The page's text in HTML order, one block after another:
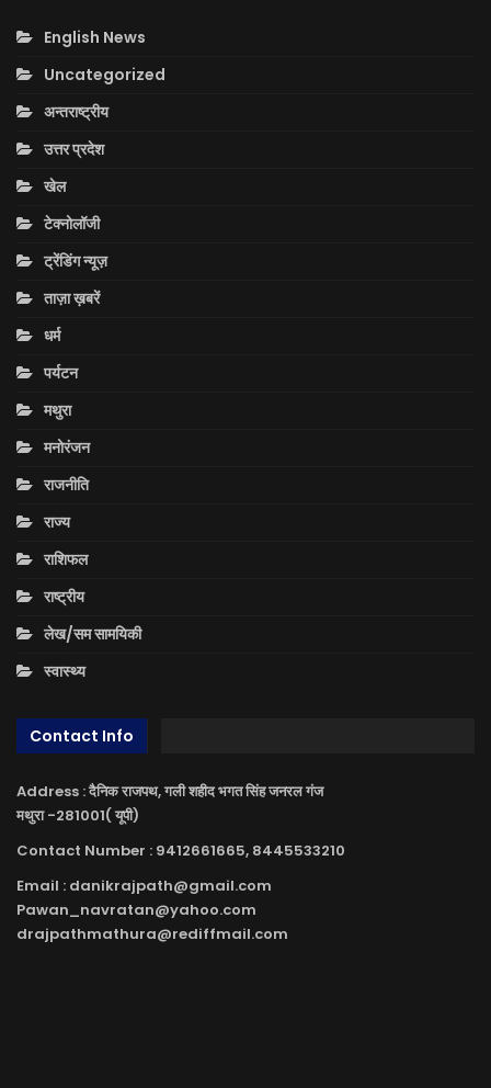
English News
Uncategorized
अन्तराष्ट्रीय
उत्तर प्रदेश
खेल
टेक्नोलॉजी
ट्रेंडिंग न्यूज़
ताज़ा ख़बरें
धर्म
पर्यटन
मथुरा
मनोरंजन
राजनीति
राज्य
राशिफल
राष्ट्रीय
लेख/सम सामयिकी
स्वास्थ्य
Contact Info
Address : दैनिक राजपथ, गली शहीद भगत सिंह जनरल गंज
मथुरा -281001( यूपी)
Contact Number : 9412661665, 8445533210
Email : danikrajpath@gmail.com
Pawan_navratan@yahoo.com
drajpathmathura@rediffmail.com